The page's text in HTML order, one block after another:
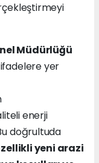
Müdürlüğü
ifadelere yer
enerji
doğrultuda
yeni arazi